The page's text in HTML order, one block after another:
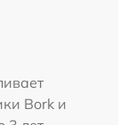
Bork и